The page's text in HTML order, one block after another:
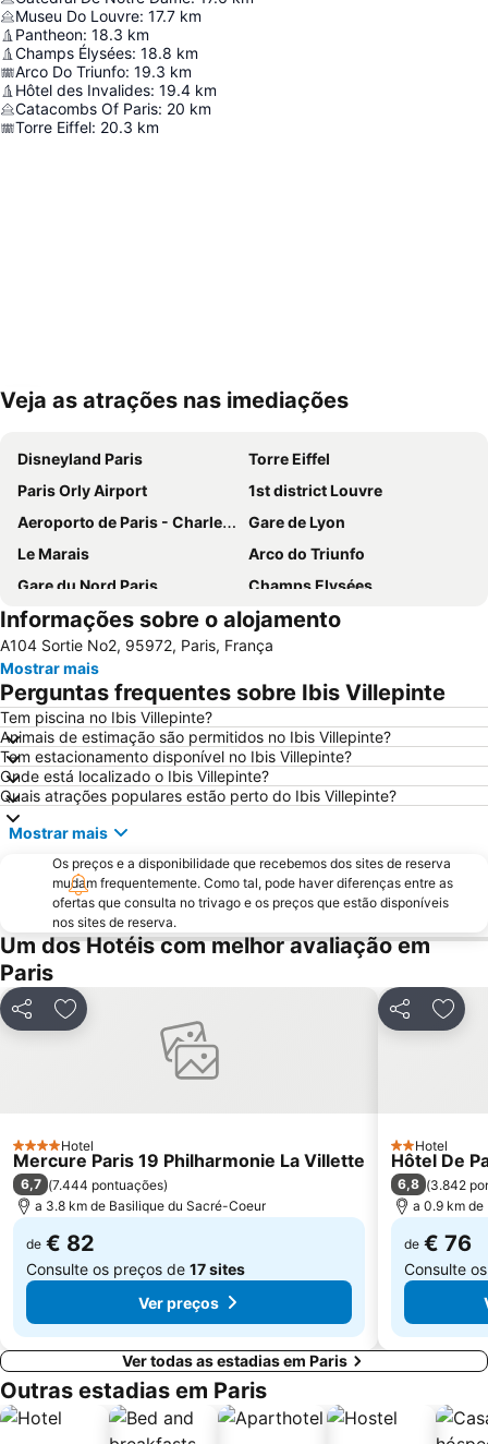
Museu Do Louvre: 17.7 km
Pantheon: 18.3 km
Champs Élysées: 18.8 km
Arco Do Triunfo: 19.3 km
Hôtel des Invalides: 19.4 km
Catacombs Of Paris: 20 km
Torre Eiffel: 20.3 km
Ampliar mapa
Veja as atrações nas imediações
Disneyland Paris
Torre Eiffel
Paris Orly Airport
1st district Louvre
Aeroporto de Paris - Charles de Gaulle
Gare de Lyon
Le Marais
Arco do Triunfo
Gare du Nord Paris
Champs Elysées
58 tour eiffel
Quartier Latin
8th district Élysée
9th district Opéra
Museu do Louvre
6th district Luxembourg
Paris Expo Porte de Versailles 5th district Panthéon
Stade de France
Montparnasse
7th district Palais Bourbon
15th district Vaugirard
Disney Village
3rd district Temple
Bercy
4th district Hôtel-de-Ville
Colina de Montmartre
18th district la Butte-Montmartre
11th district Popincourt
Notre-Dame Cathedral
Centre commercial International Val d'Europe
2nd district la Bourse
Palais des Congrès de Paris
Palais Garnier Opera National de Paris
Les Halles
Nation Metro Station
Galerias Lafayette Paris Haussmann
Gare de Lyon Metro Station
Montparnasse Train station
12th district Reuilly
Moulin Rouge
Gare de Neuilly - Porte Maillot Metro Station
Informações sobre o alojamento
A104 Sortie No2, 95972, Paris, França
Mostrar mais
Perguntas frequentes sobre Ibis Villepinte
Tem piscina no Ibis Villepinte?
Animais de estimação são permitidos no Ibis Villepinte?
Tem estacionamento disponível no Ibis Villepinte?
Onde está localizado o Ibis Villepinte?
Quais atrações populares estão perto do Ibis Villepinte?
Mostrar mais
Os preços e a disponibilidade que recebemos dos sites de reserva
mudam frequentemente. Como tal, pode haver diferenças entre as
ofertas que consulta no trivago e os preços que estão disponíveis
nos sites de reserva.
Um dos Hotéis com melhor avaliação em
Paris
PartilharAdicionar aos favoritos
4 Estrelas
Hotel
Mercure Paris 19 Philharmonie La Villette
6,7 (7.444 pontuações)
a 3.8 km de Basilique du Sacré-Coeur
de € 82
Consulte os preços de 17 sites
Ver preços
Partilhar
2 Estrelas
Hotel
Hôtel De
6,8 (3.842
a 0.9 km
de € 76
Consulte
Ver todas as estadias em Paris
Outras estadias em Paris